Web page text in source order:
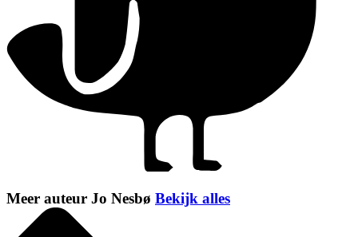
Meer auteur Jo Nesbø Bekijk alles